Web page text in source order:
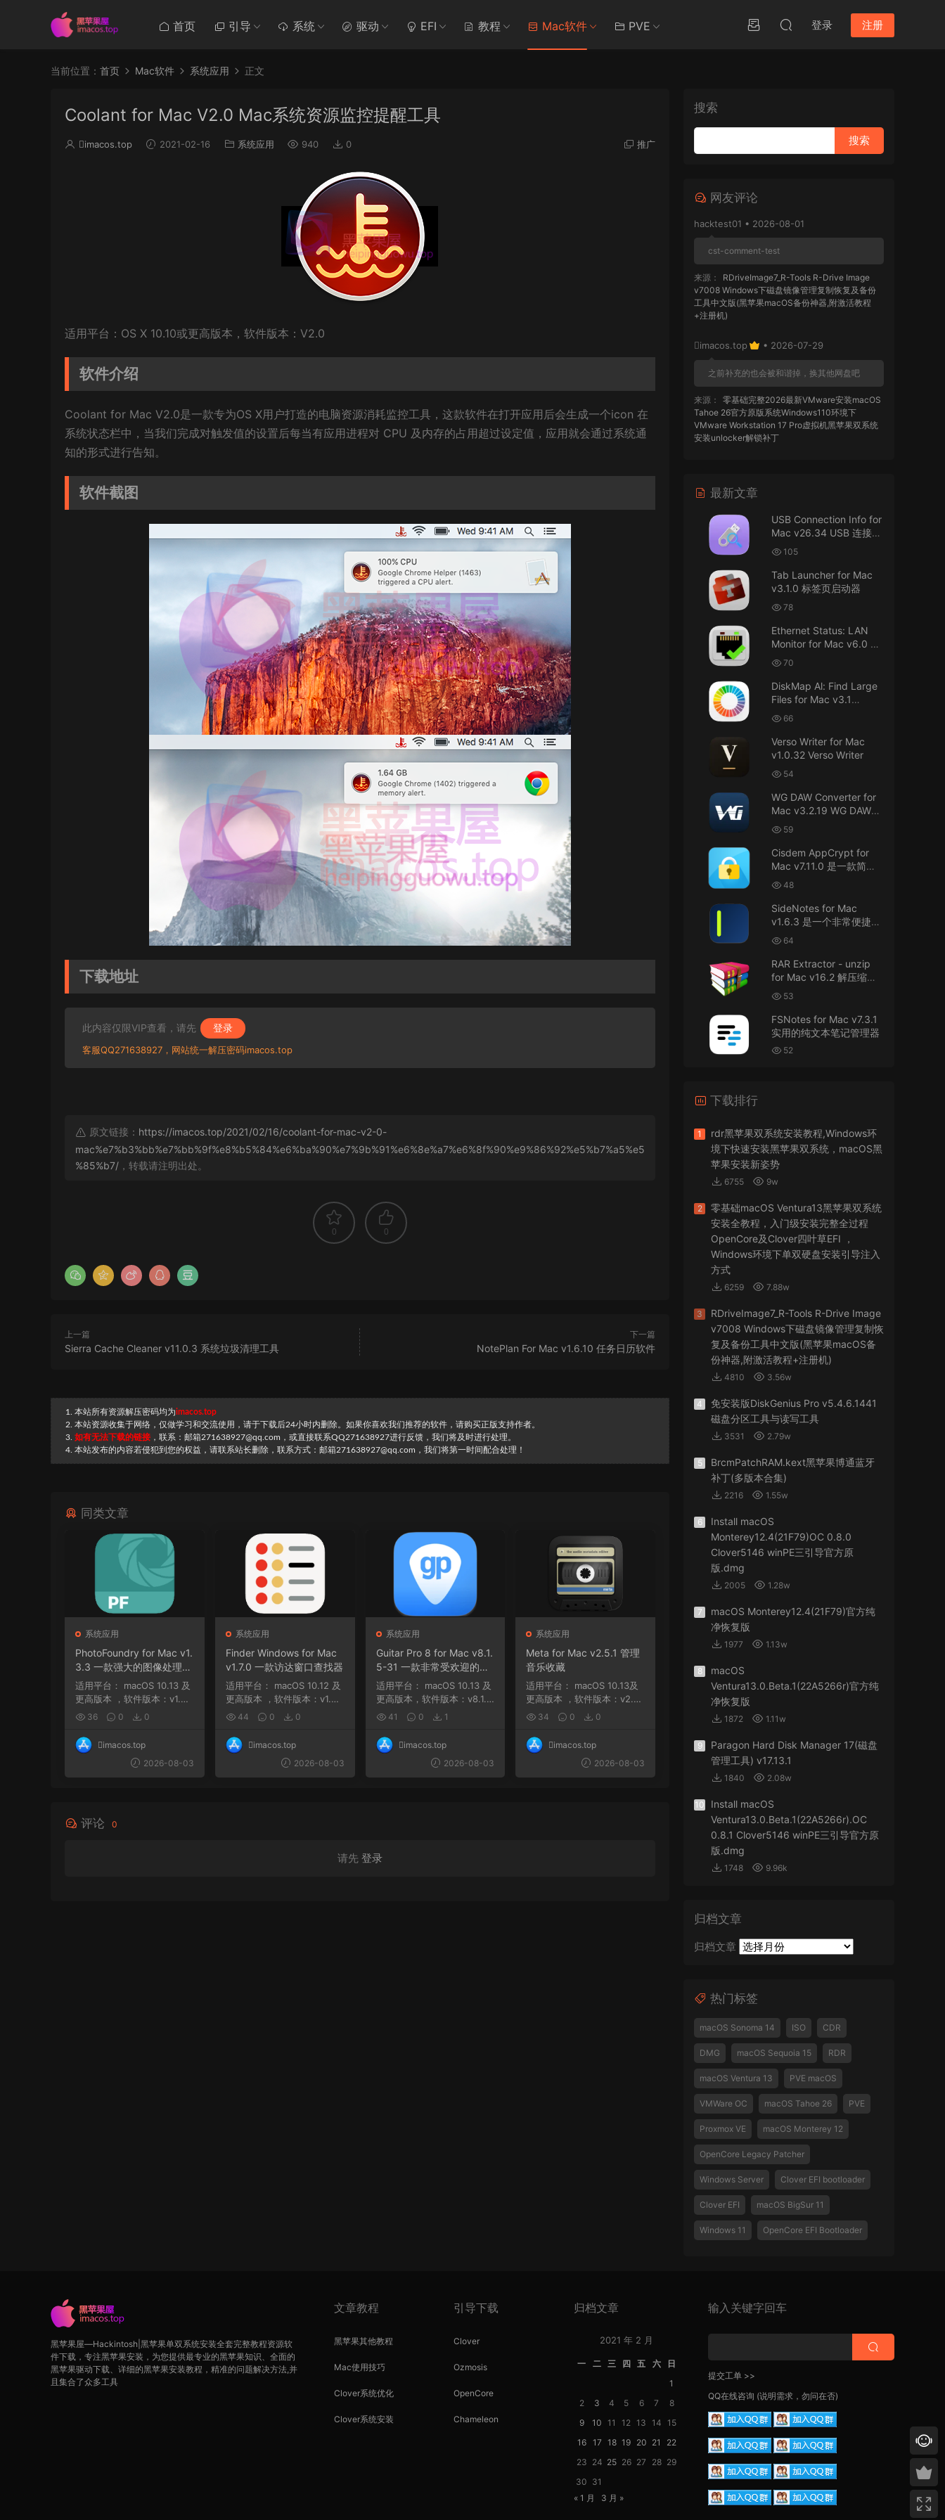
首页 引导 系统 驱动 EFI 教程 Mac软件 PVE 登录 注册
当前位置： 首页 Mac软件 系统应用 正文
Coolant for Mac V2.0 Mac系统资源监控提醒工具
imacos.top 2021-02-16 系统应用 940 0 推广
适用平台：OS X 10.10或更高版本，软件版本：V2.0
软件介绍
Coolant for Mac V2.0是一款专为OS X用户打造的电脑资源消耗监控工具，这款软件在打开应用后会生成一个icon 在
系统状态栏中，当我们完成对触发值的设置后每当有应用进程对 CPU 及内存的占用超过设定值，应用就会通过系统通
知的形式进行告知。
软件截图
下载地址
此内容仅限VIP查看，请先 登录
客服QQ271638927，网站统一解压密码imacos.top
原文链接： https://imacos.top/2021/02/16/coolant-for-mac-v2-0-
mac%e7%b3%bb%e7%bb%9f%e8%b5%84%e6%ba%90%e7%9b%91%e6%8e%a7%e6%8f%90%e9%86%92%e5%b7%a5%e5
%85%b7/ ，转载请注明出处。
0 0
上一篇
Sierra Cache Cleaner v11.0.3 系统垃圾清理工具
下一篇
NotePlan For Mac v1.6.10 任务日历软件
1. 本站所有资源解压密码均为imacos.top
2. 本站资源收集于网络，仅做学习和交流使用，请于下载后24小时内删除。如果你喜欢我们推荐的软件，请购买正版支持作者。
3. 如有无法下载的链接 ，联系：邮箱271638927@qq.com，或直接联系QQ271638927进行反馈，我们将及时进行处理。
4. 本站发布的内容若侵犯到您的权益，请联系站长删除，联系方式：邮箱271638927@qq.com，我们将第一时间配合处理！
同类文章
系统应用
PhotoFoundry for Mac v1.
3.3 一款强大的图像处理软
件
适用平台： macOS 10.13 及
更高版本 ，软件版本：v1.2.
6 macOS 11 及...
36 0 0
imacos.top
2026-08-03
系统应用
Finder Windows for Mac
v1.7.0 一款访达窗口查找器
适用平台： macOS 10.12 及
更高版本 ，软件版本：v1.5.1
8 nan ，软件版本...
44 0 0
imacos.top
2026-08-03
系统应用
Guitar Pro 8 for Mac v8.1.
5-31 一款非常受欢迎的音
乐制作软件
适用平台： macOS 10.13 及
更高版本，软件版本：v8.1.3
-121 macOS 10....
41 0 1
imacos.top
2026-08-03
系统应用
Meta for Mac v2.5.1 管理
音乐收藏
适用平台： macOS 10.13及
更高版本 ，软件版本：v2.2.
2,ARM, x86 (64-bit...
34 0 0
imacos.top
2026-08-03
评论 0
请先 登录
搜索
网友评论
hacktest01 • 2026-08-01
cst-comment-test
来源：
RDriveImage7_R-Tools R-Drive Image
v7008 Windows下磁盘镜像管理复制恢复及备份
工具中文版(黑苹果macOS备份神器,附激活教程
+注册机)
imacos.top • 2026-07-29
之前补充的也会被和谐掉，换其他网盘吧
来源：
零基础完整2026最新VMware安装macOS
Tahoe 26官方原版系统Windows110环境下
VMware Workstation 17 Pro虚拟机黑苹果双系统
安装unlocker解锁补丁
AIO = All In One，一站式整合完整版
来源：
DaVinci Resolve Studio 21 for Mac
v21.0.3 AIO 达芬奇世界顶级调色软件
Mac长存
接！直接从苹果公司下载。
u8562248263583923 • 2026-07-29
黑苹果已死
来源： macOS Golden Gate 27 完整安装包链
接！直接从苹果公司下载。
u6525353742092371 • 2026-07-26
来源： DaVinci Resolve Studio 21 for Mac
v21.0.3 AIO 达芬奇世界顶级调色软件
janm999 • 2026-07-23
谢谢分享~
来源： AppleIGC.kext v1.8 黑苹果2.5G有线网卡
u9121732520675862 • 2026-07-22
可以重新发送夸克的资源吗，夸克的已经失
效了
Tahoe 26官方原版系统Windows110环境下
VMware Workstation 17 Pro虚拟机黑苹果双系统
安装unlocker解锁补丁
怎么安装？
来源： PDFify for Mac v5.0 专业的PDF处理软件
imacos.top • 2026-07-19
来源： Adobe Photoshop 2026 for Mac v27.8.0
专业的图片处理软件
最新文章
USB Connection Info for
Mac v26.34 USB 连接信
息 105
Tab Launcher for Mac
v3.1.0 标签页启动器
78
Ethernet Status: LAN
Monitor for Mac v6.0 以
太网状态：LAN 监控
70
DiskMap Al: Find Large
Files for Mac v3.1
DiskMap AL：查找大文
件
66
Verso Writer for Mac
v1.0.32 Verso Writer
54
WG DAW Converter for
Mac v3.2.19 WG DAW转
换器
59
Cisdem AppCrypt for
Mac v7.11.0 是一款简单
好用的Mac应用加密软件
48
SideNotes for Mac
v1.6.3 是一个非常便捷的
笔记软件
64
RAR Extractor - unzip
for Mac v16.2 解压缩工
具 53
FSNotes for Mac v7.3.1
实用的纯文本笔记管理器
52
下载排行
1
rdr黑苹果双系统安装教程,Windows环
境下快速安装黑苹果双系统，macOS黑
苹果安装新姿势
6755 9w
2
零基础macOS Ventura13黑苹果双系统
安装全教程，入门级安装完整全过程
OpenCore及Clover四叶草EFI ，
Windows环境下单双硬盘安装引导注入
方式
6259 7.88w
3
RDriveImage7_R-Tools R-Drive Image
v7008 Windows下磁盘镜像管理复制恢
复及备份工具中文版(黑苹果macOS备
份神器,附激活教程+注册机)
4810 3.56w
4
免安装版DiskGenius Pro v5.4.6.1441
磁盘分区工具与读写工具
3531 2.79w
5
BrcmPatchRAM.kext黑苹果博通蓝牙
补丁(多版本合集)
2216 1.55w
6
Install macOS
Monterey12.4(21F79)OC 0.8.0
Clover5146 winPE三引导官方原
版.dmg
2005 1.28w
7
macOS Monterey12.4(21F79)官方纯
净恢复版
1977 1.13w
8
macOS
Ventura13.0.Beta.1(22A5266r)官方纯
净恢复版
1872 1.11w
9
Paragon Hard Disk Manager 17(磁盘
管理工具) v17.13.1
1840 2.08w
10
Install macOS
Ventura13.0.Beta.1(22A5266r).OC
0.8.1 Clover5146 winPE三引导官方原
版.dmg
1748 9.96k
归档文章
归档文章
热门标签
macOS Sonoma 14 ISO CDR
DMG macOS Sequoia 15 RDR
macOS Ventura 13 PVE macOS
VMWare OC macOS Tahoe 26 PVE
Proxmox VE macOS Monterey 12
OpenCore Legacy Patcher
Windows Server Clover EFI bootloader
Clover EFI macOS BigSur 11
Windows 11 OpenCore EFI Bootloader
黑苹果屋—Hackintosh|黑苹果单双系统安装全套完整教程资源软
件下载，专注黑苹果安装，为您提供最专业的黑苹果知识、全面的
黑苹果驱动下载、详细的黑苹果安装教程，精准的问题解决方法,并
且集合了众多工具
文章教程
黑苹果其他教程
Mac使用技巧
Clover系统优化
Clover系统安装
引导下载
Clover
Ozmosis
OpenCore
Chameleon
归档文章
2021 年 2 月
一 二 三 四 五 六
日
1
2
3 4 5 6 7
8
9
10 11 12 13 14
15
16
17 18 19 20 21
22
23 24 25 26 27 28 29
30 31
« 1 月
3 月 »
输入关键字回车
提交工单 >>
QQ在线咨询 (说明需求，勿问在否)